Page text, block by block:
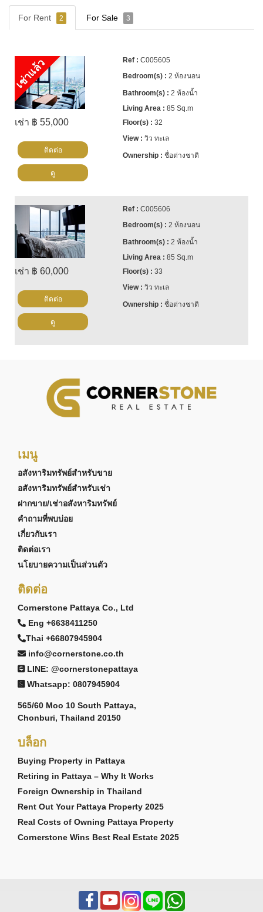
รายละเอียดการติดต่อ
🏆 ภูมิใจที่ได้รับรางวัล“Best Pattaya Real Estate
หากต้องการข้อมูลเพิ่มเติมหรือนัดหมายเข้าชม
โครงการ ติดต่อ
Cornerstone Real Estate
📞 +66 (0)38 411250
📧
info@cornerstone.co.th
📲 WhatsApp: +66807945904
💬 LINE ID: @cornerstonepattaya
🌐
www.cornerstone.co.th
🤝
ติดต่อเราวันนี้!
📸Instagram
YouTube
For Rent 2 For Sale 3
เช่าแล้ว
เช่า ฿ 55,000
C005605
2 ห้องนอน
2 ห้องน้ำ
85 Sq.m
32
วิว ทะเล
ชื่อต่างชาติ
ติดต่อ
ดู
เช่า ฿ 60,000
C005606
2 ห้องนอน
2 ห้องน้ำ
85 Sq.m
33
วิว ทะเล
ชื่อต่างชาติ
ติดต่อ
ดู
เมนู
อสังหาริมทรัพย์สำหรับขาย
อสังหาริมทรัพย์สำหรับเช่า
ฝากขาย/เช่าอสังหาริมทรัพย์
คำถามที่พบบ่อย
เกี่ยวกับเรา
ติดต่อเรา
นโยบายความเป็นส่วนตัว
ติดต่อ
Cornerstone Pattaya Co., Ltd
Eng +6638411250
Thai +66807945904
info@cornerstone.co.th
LINE: @cornerstonepattaya
Whatsapp: 0807945904
565/60 Moo 10 South Pattaya,
Chonburi, Thailand 20150
บล็อก
Buying Property in Pattaya
Retiring in Pattaya – Why It Works
Foreign Ownership in Thailand
Rent Out Your Pattaya Property 2025
Real Costs of Owning Pattaya Property
Cornerstone Wins Best Real Estate 2025